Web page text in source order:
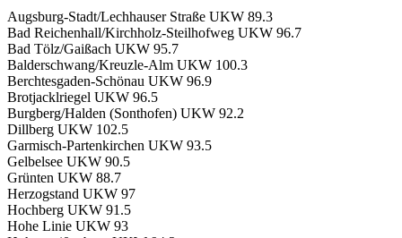
Augsburg-Stadt/Lechhauser Straße UKW 89.3
Bad Reichenhall/Kirchholz-Steilhofweg UKW 96.7
Bad Tölz/Gaißach UKW 95.7
Balderschwang/Kreuzle-Alm UKW 100.3
Berchtesgaden-Schönau UKW 96.9
Brotjacklriegel UKW 96.5
Burgberg/Halden (Sonthofen) UKW 92.2
Dillberg UKW 102.5
Garmisch-Partenkirchen UKW 93.5
Gelbelsee UKW 90.5
Grünten UKW 88.7
Herzogstand UKW 97
Hochberg UKW 91.5
Hohe Linie UKW 93